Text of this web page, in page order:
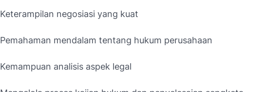
Keterampilan negosiasi yang kuat
Pemahaman mendalam tentang hukum perusahaan
Kemampuan analisis aspek legal